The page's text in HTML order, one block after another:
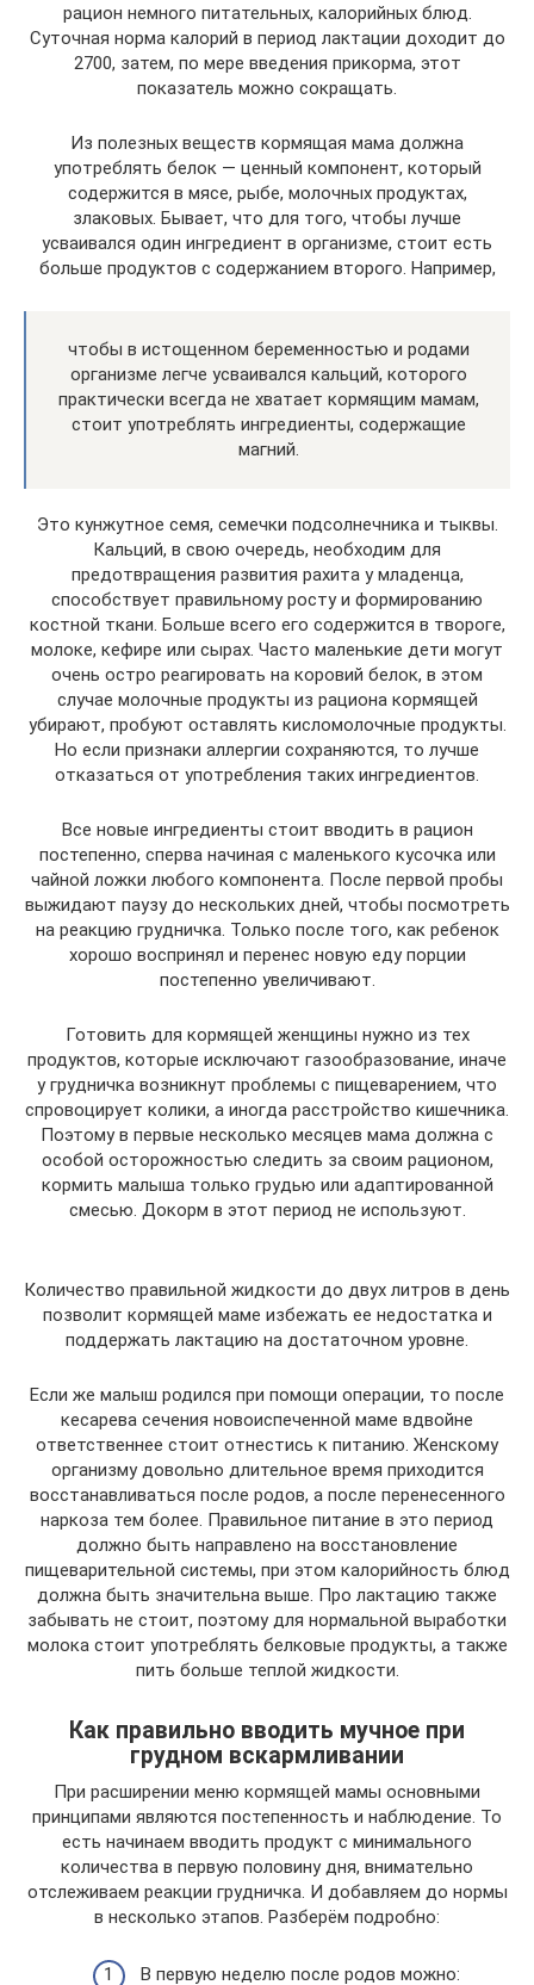
рацион немного питательных, калорийных блюд.
Суточная норма калорий в период лактации доходит до
2700, затем, по мере введения прикорма, этот
показатель можно сокращать.
Из полезных веществ кормящая мама должна
употреблять белок — ценный компонент, который
содержится в мясе, рыбе, молочных продуктах,
злаковых. Бывает, что для того, чтобы лучше
усваивался один ингредиент в организме, стоит есть
больше продуктов с содержанием второго. Например,
чтобы в истощенном беременностью и родами
организме легче усваивался кальций, которого
практически всегда не хватает кормящим мамам,
стоит употреблять ингредиенты, содержащие
магний.
Это кунжутное семя, семечки подсолнечника и тыквы.
Кальций, в свою очередь, необходим для
предотвращения развития рахита у младенца,
способствует правильному росту и формированию
костной ткани. Больше всего его содержится в твороге,
молоке, кефире или сырах. Часто маленькие дети могут
очень остро реагировать на коровий белок, в этом
случае молочные продукты из рациона кормящей
убирают, пробуют оставлять кисломолочные продукты.
Но если признаки аллергии сохраняются, то лучше
отказаться от употребления таких ингредиентов.
Все новые ингредиенты стоит вводить в рацион
постепенно, сперва начиная с маленького кусочка или
чайной ложки любого компонента. После первой пробы
выжидают паузу до нескольких дней, чтобы посмотреть
на реакцию грудничка. Только после того, как ребенок
хорошо воспринял и перенес новую еду порции
постепенно увеличивают.
Готовить для кормящей женщины нужно из тех
продуктов, которые исключают газообразование, иначе
у грудничка возникнут проблемы с пищеварением, что
спровоцирует колики, а иногда расстройство кишечника.
Поэтому в первые несколько месяцев мама должна с
особой осторожностью следить за своим рационом,
кормить малыша только грудью или адаптированной
смесью. Докорм в этот период не используют.
Количество правильной жидкости до двух литров в день
позволит кормящей маме избежать ее недостатка и
поддержать лактацию на достаточном уровне.
Если же малыш родился при помощи операции, то после
кесарева сечения новоиспеченной маме вдвойне
ответственнее стоит отнестись к питанию. Женскому
организму довольно длительное время приходится
восстанавливаться после родов, а после перенесенного
наркоза тем более. Правильное питание в это период
должно быть направлено на восстановление
пищеварительной системы, при этом калорийность блюд
должна быть значительна выше. Про лактацию также
забывать не стоит, поэтому для нормальной выработки
молока стоит употреблять белковые продукты, а также
пить больше теплой жидкости.
Как правильно вводить мучное при
грудном вскармливании
При расширении меню кормящей мамы основными
принципами являются постепенность и наблюдение. То
есть начинаем вводить продукт с минимального
количества в первую половину дня, внимательно
отслеживаем реакции грудничка. И добавляем до нормы
в несколько этапов. Разберём подробно:
В первую неделю после родов можно: